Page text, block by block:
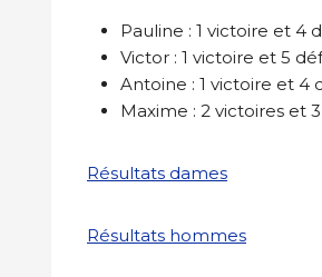
Pauline : 1 victoire et 4
Victor : 1 victoire et 5
Antoine : 1 victoire et 4
Maxime : 2 victoires et
Résultats dames
Résultats hommes